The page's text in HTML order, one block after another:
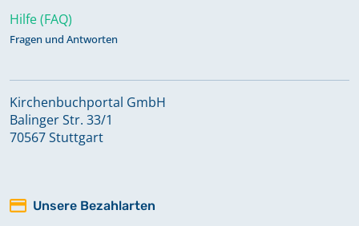
Hilfe (FAQ)
Fragen und Antworten
Kirchenbuchportal GmbH
Balinger Str. 33/1
70567 Stuttgart
Unsere Bezahlarten